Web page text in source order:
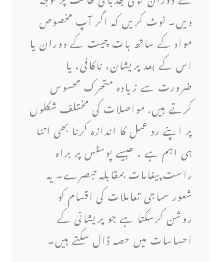
دیں۔ نوٹ کریں کہ اگر آپ مخصوص
مواد کے ساتھ بات چیت کے دوران یا
اس کے بعد پریشان، ناکافی، یا
ضرورت سے زیادہ متحرک محسوس
کرتے ہیں. مواصلات کی مختلف شکلوں
پر اپنے رد عمل کا اندازہ کرنا بھی اتنا
ہی اہم ہے ، جیسے پوسٹس پر براہ
راست پیغامات بمقابلہ تبصرے۔ یہ
شعور سماجی تعاملات کی اقسام کو
روشن کرسکتا ہے جو پریشانی کے
احساسات میں حصہ ڈال سکتے ہیں۔